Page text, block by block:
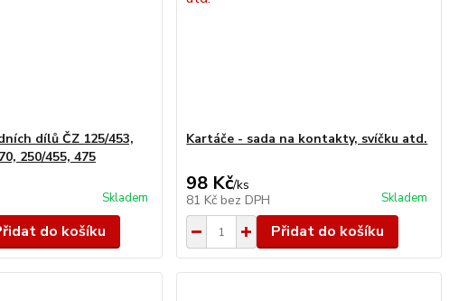
dílů ČZ 125/453,
250/455, 475
Skladem
do košíku
Kartáče - sada na kontakty, svíčku atd.
98 Kč/ks
81 Kč bez DPH Skladem
Přidat do košíku